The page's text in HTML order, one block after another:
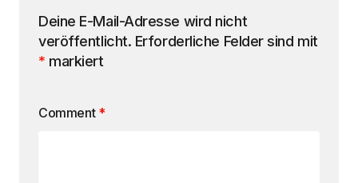
Deine E-Mail-Adresse wird nicht
veröffentlicht. Erforderliche Felder sind mit
* markiert
Comment *